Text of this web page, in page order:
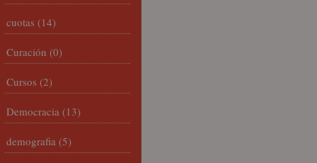
cuotas (14)
Curación (0)
Cursos (2)
Democracia (13)
demografia (5)